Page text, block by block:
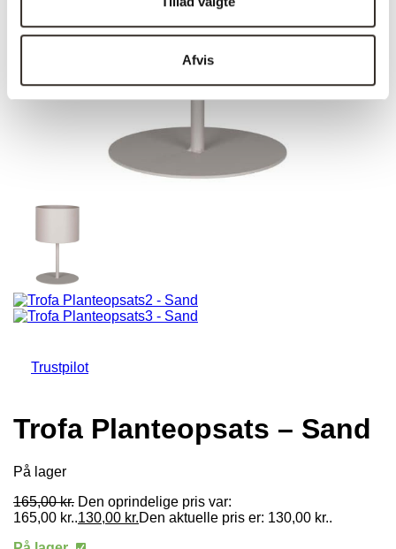
Afvis
Trustpilot
Trofa Planteopsats – Sand
På lager
165,00kr. Den oprindelige pris var:
165,00 kr..130,00 kr.Den aktuelle pris er: 130,00 kr..